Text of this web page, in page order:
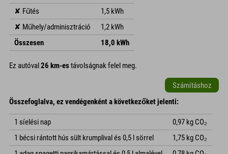
✘ Fűtés
1,5 kWh
✘ Műhely/adminisztráció
1,2 kWh
Összesen
18,0 kWh
Ez autóval26 km-estávolságnak felel meg.
Számításhoz
Összefoglalva, ez vendégenként a következőket jelenti:
1 síelési nap
0,97 kg CO₂
1 bécsi rántott hús sült krumplival és 0,5 l sörrel
1,75 kg CO₂